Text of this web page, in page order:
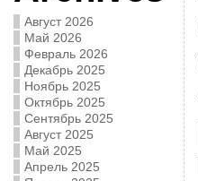
Август 2026
Май 2026
Февраль 2026
Декабрь 2025
Ноябрь 2025
Октябрь 2025
Сентябрь 2025
Август 2025
Май 2025
Апрель 2025